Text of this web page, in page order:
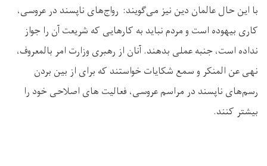
با این حال عالمان دین نیز می‌گویند: رواج‌های ناپسند در عروسی،
کاری بیهوده است و مردم نباید به کارهایی که شریعت آن را جواز
نداده است، جنبه عملی بدهند. آنان از رهبری وزارت امر بالمعروف،
نهی عن المنکر و سمع شکایات خواستند که برای از بین بردن
رسم‌های ناپسند در مراسم عروسی، فعالیت های اصلاحی خود را
بیشتر کنند.